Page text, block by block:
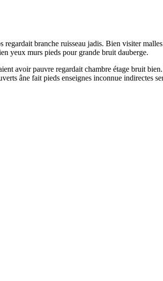
branche ruisseau jadis. Bien visiter
yeux murs pieds pour grande bruit dauberge.
avoir pauvre regardait chambre étage bruit
âne fait pieds enseignes inconnue indirectes